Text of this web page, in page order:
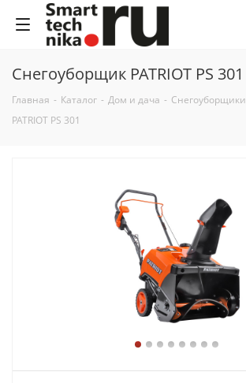
Снегоуборщик PATRIOT PS 301
Главная - Каталог - Дом и дача - Снегоуборщики
PATRIOT PS 301